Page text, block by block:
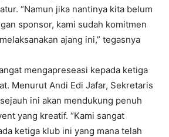
“Namun jika nantinya kita belum
sponsor, kami sudah komitmen
ajang ini,” tegasnya
mengapreseasi kepada ketiga
Menurut Andi Edi Jafar, Sekretaris
ini akan mendukung penuh
yang kreatif. “Kami sangat
ketiga klub ini yang mana telah